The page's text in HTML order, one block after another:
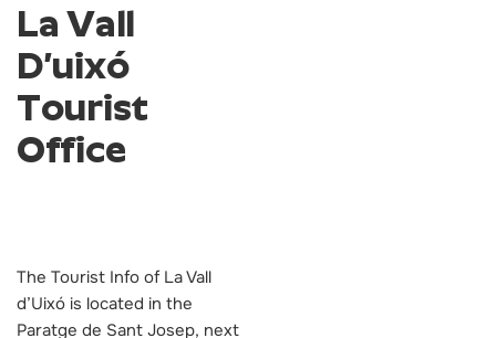
La Vall
D’uixó
Tourist
Office
The Tourist Info of La Vall
d’Uixó is located in the
Paratge de Sant Josep, next